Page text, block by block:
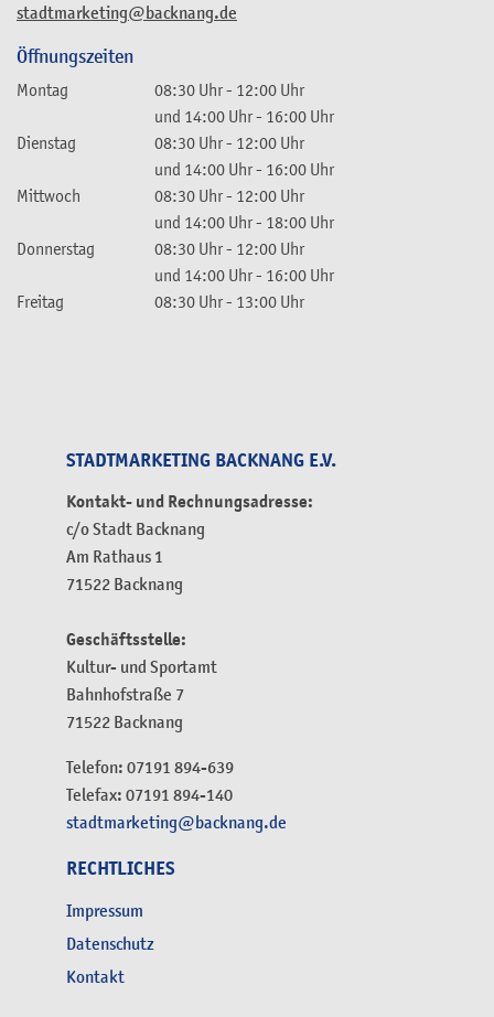
stadtmarketing@backnang.de
Öffnungszeiten
Montag 08:30 Uhr- 12:00 Uhr
und 14:00 Uhr- 16:00 Uhr
Dienstag
08:30 Uhr- 12:00 Uhr
und 14:00 Uhr- 16:00 Uhr
Mittwoch
08:30 Uhr- 12:00 Uhr
und 14:00 Uhr- 18:00 Uhr
Donnerstag
08:30 Uhr- 12:00 Uhr
und 14:00 Uhr- 16:00 Uhr
Freitag
08:30 Uhr- 13:00 Uhr
STADTMARKETING BACKNANG E.V.
Kontakt- und Rechnungsadresse:
c/o Stadt Backnang
Am Rathaus 1
71522 Backnang
Geschäftsstelle:
Kultur- und Sportamt
Bahnhofstraße 7
71522 Backnang
Telefon: 07191 894-639
Telefax: 07191 894-140
stadtmarketing@backnang.de
RECHTLICHES
Impressum
Datenschutz
Kontakt